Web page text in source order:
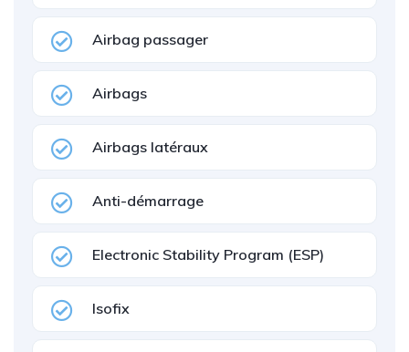
Airbag passager
Airbags
Airbags latéraux
Anti-démarrage
Electronic Stability Program (ESP)
Isofix